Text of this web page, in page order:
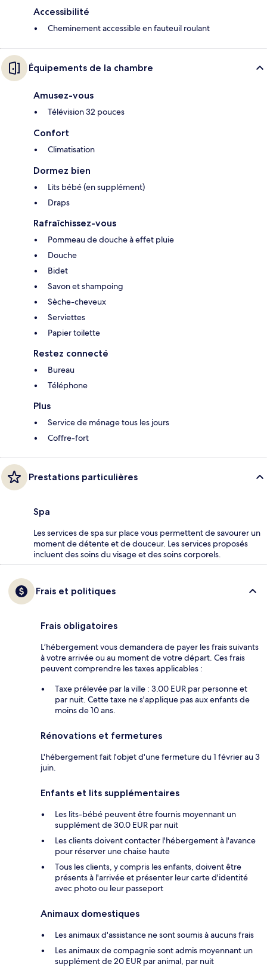
Accessibilité
Cheminement accessible en fauteuil roulant
Équipements de la chambre
Amusez-vous
Télévision 32 pouces
Confort
Climatisation
Dormez bien
Lits bébé (en supplément)
Draps
Rafraîchissez-vous
Pommeau de douche à effet pluie
Douche
Bidet
Savon et shampoing
Sèche-cheveux
Serviettes
Papier toilette
Restez connecté
Bureau
Téléphone
Plus
Service de ménage tous les jours
Coffre-fort
Prestations particulières
Spa
Les services de spa sur place vous permettent de savourer un
moment de détente et de douceur. Les services proposés
incluent des soins du visage et des soins corporels.
Frais et politiques
Frais obligatoires
L’hébergement vous demandera de payer les frais suivants
à votre arrivée ou au moment de votre départ. Ces frais
peuvent comprendre les taxes applicables :
Taxe prélevée par la ville : 3.00 EUR par personne et
par nuit. Cette taxe ne s'applique pas aux enfants de
moins de 10 ans.
Rénovations et fermetures
L'hébergement fait l'objet d'une fermeture du 1 février au 3
juin.
Enfants et lits supplémentaires
Les lits-bébé peuvent être fournis moyennant un
supplément de 30.0 EUR par nuit
Les clients doivent contacter l'hébergement à l'avance
pour réserver une chaise haute
Tous les clients, y compris les enfants, doivent être
présents à l'arrivée et présenter leur carte d'identité
avec photo ou leur passeport
Animaux domestiques
Les animaux d'assistance ne sont soumis à aucuns frais
Les animaux de compagnie sont admis moyennant un
supplément de 20 EUR par animal, par nuit